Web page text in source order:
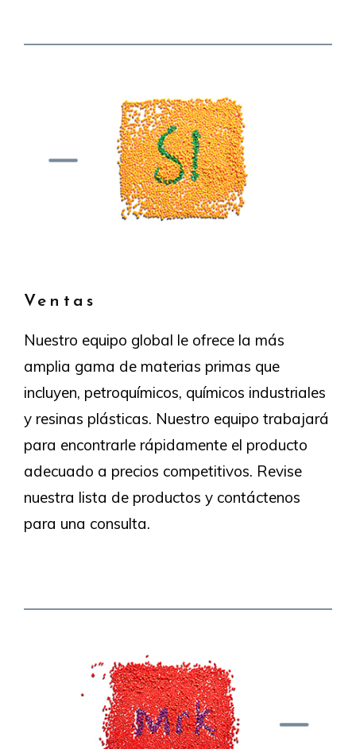
Ventas
Nuestro equipo global le ofrece la más
amplia gama de materias primas que
incluyen, petroquímicos, químicos industriales
y resinas plásticas. Nuestro equipo trabajará
para encontrarle rápidamente el producto
adecuado a precios competitivos. Revise
nuestra lista de productos y contáctenos
para una consulta.